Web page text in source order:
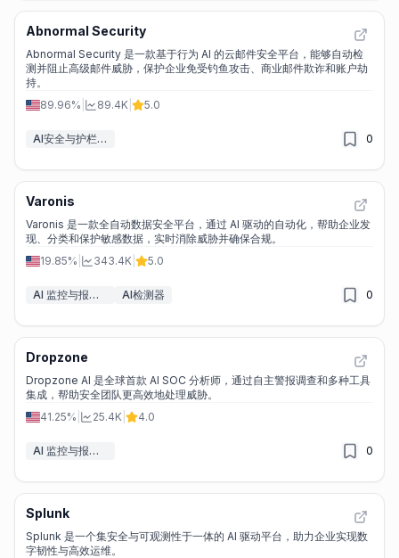
Abnormal Security
Abnormal Security 是一款基于行为 AI 的云邮件安全平台，能够自动检
测并阻止高级邮件威胁，保护企业免受钓鱼攻击、商业邮件欺诈和账户劫
持。
89.96%
89.4K 5.0
AI安全与护栏工具 0
Varonis
Varonis 是一款全自动数据安全平台，通过 AI 驱动的自动化，帮助企业发
现、分类和保护敏感数据，实时消除威胁并确保合规。
19.85%
343.4K 5.0
AI 监控与报告生成器 AI检测器 0
Dropzone
Dropzone AI 是全球首款 AI SOC 分析师，通过自主警报调查和多种工具
集成，帮助安全团队更高效地处理威胁。
41.25%
25.4K 4.0
AI 监控与报告生成器 0
Splunk
Splunk 是一个集安全与可观测性于一体的 AI 驱动平台，助力企业实现数
字韧性与高效运维。